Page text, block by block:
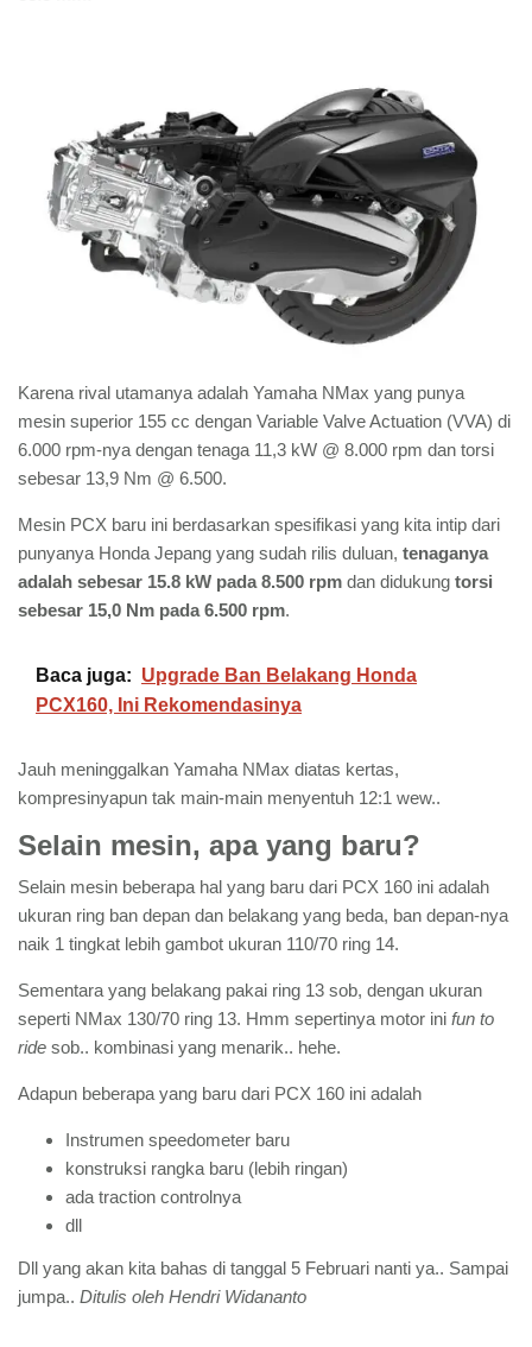
Karena rival utamanya adalah Yamaha NMax yang punya
mesin superior 155 cc dengan Variable Valve Actuation (VVA) di
6.000 rpm-nya dengan tenaga 11,3 kW @ 8.000 rpm dan torsi
sebesar 13,9 Nm @ 6.500.
Mesin PCX baru ini berdasarkan spesifikasi yang kita intip dari
punyanya Honda Jepang yang sudah rilis duluan, tenaganya
adalah sebesar 15.8 kW pada 8.500 rpm dan didukung torsi
sebesar 15,0 Nm pada 6.500 rpm.
Baca juga: Upgrade Ban Belakang Honda
PCX160, Ini Rekomendasinya
Jauh meninggalkan Yamaha NMax diatas kertas,
kompresinyapun tak main-main menyentuh 12:1 wew..
Selain mesin, apa yang baru?
Selain mesin beberapa hal yang baru dari PCX 160 ini adalah
ukuran ring ban depan dan belakang yang beda, ban depan-nya
naik 1 tingkat lebih gambot ukuran 110/70 ring 14.
Sementara yang belakang pakai ring 13 sob, dengan ukuran
seperti NMax 130/70 ring 13. Hmm sepertinya motor ini fun to
ride sob.. kombinasi yang menarik.. hehe.
Adapun beberapa yang baru dari PCX 160 ini adalah
Instrumen speedometer baru
konstruksi rangka baru (lebih ringan)
ada traction controlnya
dll
Dll yang akan kita bahas di tanggal 5 Februari nanti ya.. Sampai
jumpa.. Ditulis oleh Hendri Widananto